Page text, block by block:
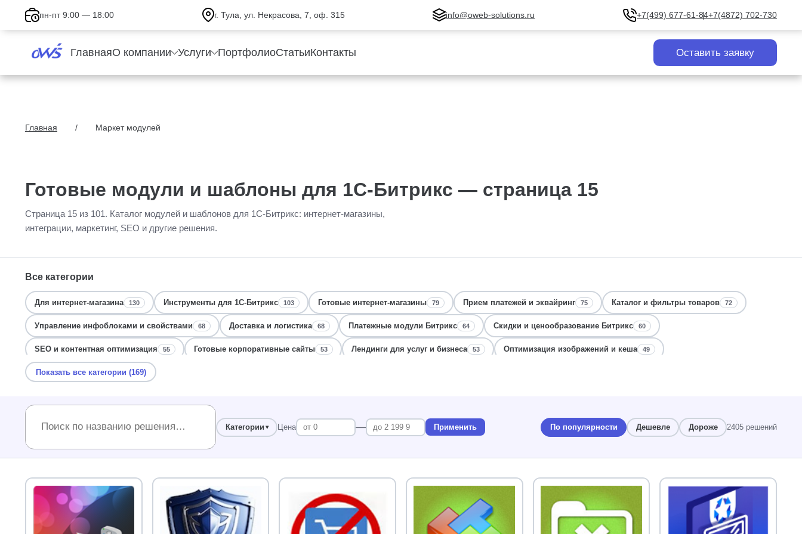
пн-пт 9:00 — 18:00 г. Тула, ул. Некрасова, 7, оф. 315 info@oweb-solutions.ru +7(499) 677-61-84+7(4872) 702-730
ГлавнаяО компании Услуги ПортфолиоСтатьиКонтакты Оставить заявку
Главная Маркет модулей
Готовые модули и шаблоны для 1С-Битрикс — страница 15
Страница 15 из 101. Каталог модулей и шаблонов для 1С-Битрикс: интернет-магазины,
интеграции, маркетинг, SEO и другие решения.
Все категории
Для интернет-магазина 130 Инструменты для 1С-Битрикс 103 Готовые интернет-магазины 79 Прием платежей и эквайринг 75 Каталог и фильтры товаров 72
Управление инфоблоками и свойствами 68 Доставка и логистика 68 Платежные модули Битрикс 64 Скидки и ценообразование Битрикс 60
SEO и контентная оптимизация 55 Готовые корпоративные сайты 53 Лендинги для услуг и бизнеса 53 Оптимизация изображений и кеша 49
Безопасность и защита данных
Мониторинг и аналитика 40 Интеграция с маркетплейсами и 1С 40 Лендинги и визитки 39
Дизайн и интерфейсы
Уведомления и рассылки Битрикс Мониторинг и отладка ошибок Корпоративные сайты с каталогом Сайты строительства и производства 33
Интеграция с 1С и Битрикс24 Мета-теги и SEO-оптимизация 32 Маркетинг, реклама Защита от спама и ботов 30 Авторизация, пользователи
Показать все категории (169)
Категории Цена — Применить По популярности Дешевле Дороже 2405 решений